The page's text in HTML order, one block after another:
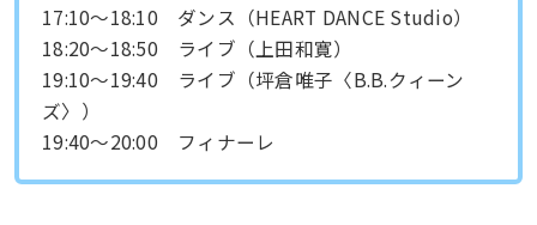
17:10〜18:10 ダンス（HEART DANCE Studio）
18:20〜18:50 ライブ（上田和寛）
19:10〜19:40 ライブ（坪倉唯子〈B.B.クィーン
ズ〉）
19:40〜20:00 フィナーレ